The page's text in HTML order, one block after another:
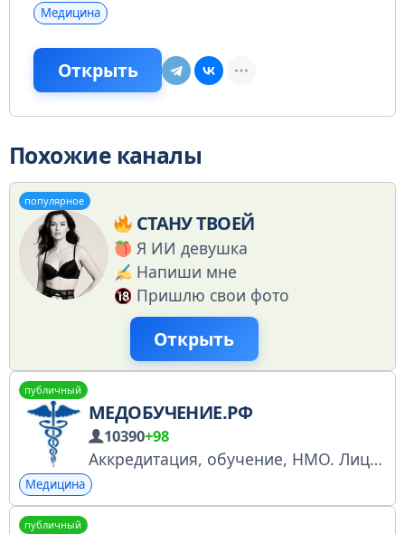
Медицина
Открыть
Похожие каналы
популярное
СТАНУ ТВОЕЙ
Я ИИ девушка
Напиши мне
Пришлю свои фото
Открыть
публичный
МЕДОБУЧЕНИЕ.РФ
10390+98
Аккредитация, обучение, НМО. Лицензия: Nº Л035-01213-63/00198760 Задать вопрос: https://t.me/medobucheniechat Оставить заявку: @Medobuchenie_RF_chat Телефон: 89178155050
Медицина
публичный